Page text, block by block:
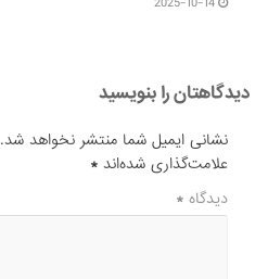
دیدگاهتان را بنویسید
نشانی ایمیل شما منتشر نخواهد شد.
علامت‌گذاری شده‌اند*
دیدگاه*